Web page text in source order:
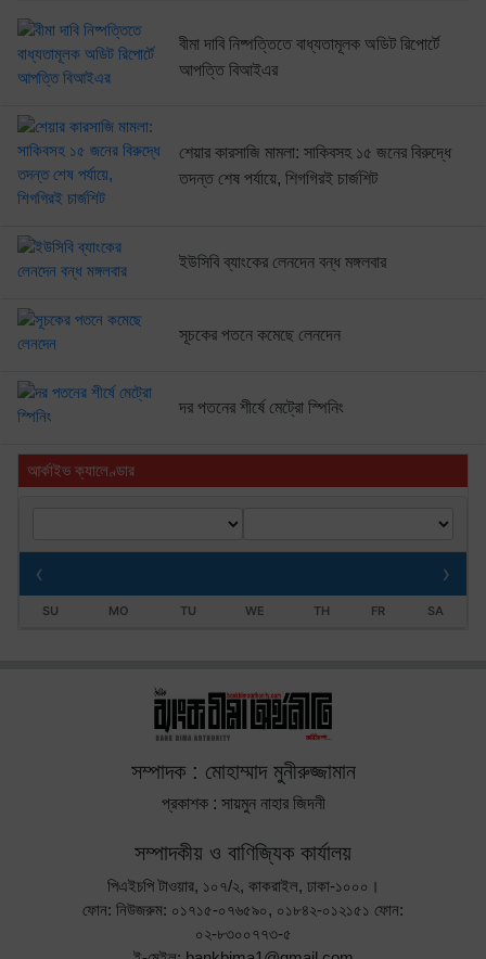
বীমা দাবি নিষ্পত্তিতে বাধ্যতামূলক অডিট রিপোর্টে
আপত্তি বিআইএর
শেয়ার কারসাজি মামলা: সাকিবসহ ১৫ জনের বিরুদ্ধে
তদন্ত শেষ পর্যায়ে, শিগগিরই চার্জশিট
ইউসিবি ব্যাংকের লেনদেন বন্ধ মঙ্গলবার
সূচকের পতনে কমেছে লেনদেন
দর পতনের শীর্ষে মেট্রো স্পিনিং
আর্কাইভ ক্যালেণ্ডার
‹ ›
SU MO TU WE TH FR SA
সম্পাদক : মোহাম্মাদ মুনীরুজ্জামান
প্রকাশক : সায়মুন নাহার জিদনী
সম্পাদকীয় ও বাণিজ্যিক কার্যালয়
পিএইচপি টাওয়ার, ১০৭/২, কাকরাইল, ঢাকা-১০০০।
ফোন: নিউজরুম: ০১৭১৫-০৭৬৫৯০, ০১৮৪২-০১২১৫১ ফোন:
০২-৮৩০০৭৭৩-৫